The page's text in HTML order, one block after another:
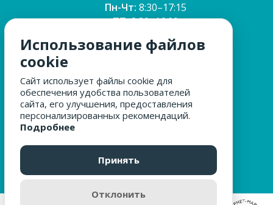
Пн-Чт: 8:30–17:15
ПТ:8:30–16:00
12:30–13:00
Сб, Вс:выходные
МЫ ЗА БЕЗОПАСНОСТЬ
ОБРАЩЕНИЯ ГРАЖДАН
Использование файлов
cookie
Сайт использует файлы cookie для
обеспечения удобства пользователей
сайта, его улучшения, предоставления
персонализированных рекомендаций.
Подробнее
Принять
Отклонить